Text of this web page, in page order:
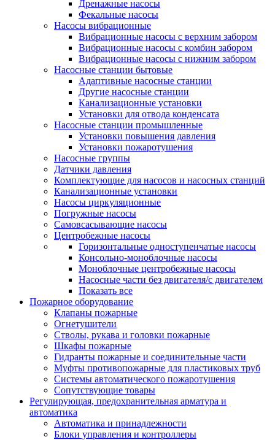
Дренажные насосы
Фекальные насосы
Насосы вибрационные
Вибрационные насосы с верхним забором
Вибрационные насосы с комбин забором
Вибрационные насосы с нижним забором
Насосные станции бытовые
Адаптивные насосные станции
Другие насосные станции
Канализационные установки
Установки для отвода конденсата
Насосные станции промышленные
Установки повышения давления
Установки пожаротушения
Насосные группы
Датчики давления
Комплектующие для насосов и насосных станций
Канализационные установки
Насосы циркуляционные
Погружные насосы
Самовсасывающие насосы
Центробежные насосы
Горизонтальные одноступенчатые насосы
Консольно-моноблочные насосы
Моноблочные центробежные насосы
Насосные части без двигателя/с двигателем
Показать все
Пожарное оборудование
Клапаны пожарные
Огнетушители
Стволы, рукава и головки пожарные
Шкафы пожарные
Гидранты пожарные и соединительные части
Муфты противопожарные для пластиковых труб
Системы автоматического пожаротушения
Сопутствующие товары
Регулирующая, предохранительная арматура и
автоматика
Автоматика и принадлежности
Блоки управления и контроллеры